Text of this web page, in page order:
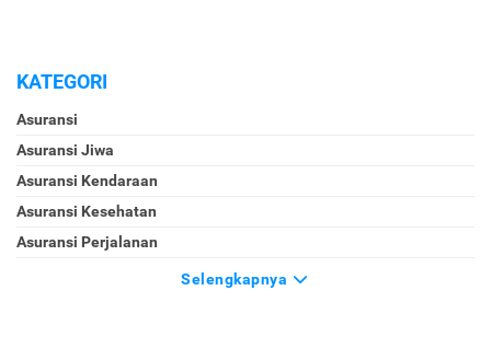
KATEGORI
Asuransi
Asuransi Jiwa
Asuransi Kendaraan
Asuransi Kesehatan
Asuransi Perjalanan
Selengkapnya